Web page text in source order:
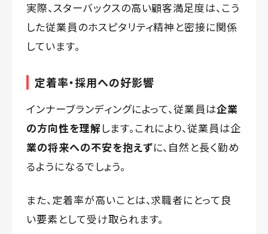
実際、スターバックスの高い顧客満足度は、こう
した従業員のホスピタリティ精神と密接に関係
しています。
定着率・採用への好影響
インナーブランディングによって、従業員は企業
の方向性を理解 します。これにより、従業員は企
業の将来への不安を抱えずに、自然と長く勤め
るようになるでしょう。
また、定着率が高いことは、求職者にとって良
い要素として受け取られます。